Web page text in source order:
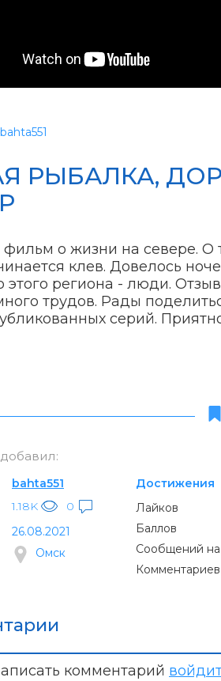
РЫБАЛКА,
о жизни на севере. О
клев. Довелось
этого региона - люди.
трудов. Рады
серий.
bahta551
1.18K
0
26.08.2021
Омск
Достижения
Лайков
Баллов
Сообщений
Комментариев
комментарий